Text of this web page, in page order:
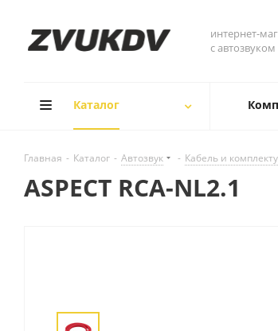
интернет-
с
Каталог
Главная - Каталог - Автозвук - Кабель и
ASPECT RCA-NL2.1